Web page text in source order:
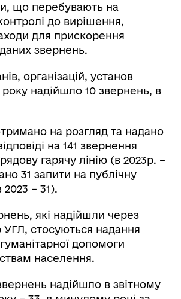
що перебувають на
до вирішення,
для прискорення
звернень.
організацій, установ
року надійшло 10 звернень, в
на розгляд та надано
на 141 звернення
гарячу лінію (в 2023р. –
31 запити на публічну
– 31).
які надійшли через
УГЛ, стосуються надання
допомоги
населення.
надійшло в звітному